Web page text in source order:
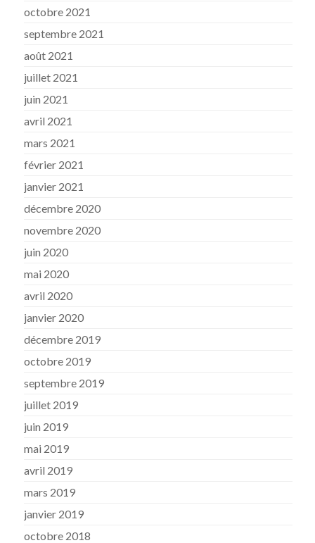
octobre 2021
septembre 2021
août 2021
juillet 2021
juin 2021
avril 2021
mars 2021
février 2021
janvier 2021
décembre 2020
novembre 2020
juin 2020
mai 2020
avril 2020
janvier 2020
décembre 2019
octobre 2019
septembre 2019
juillet 2019
juin 2019
mai 2019
avril 2019
mars 2019
janvier 2019
octobre 2018